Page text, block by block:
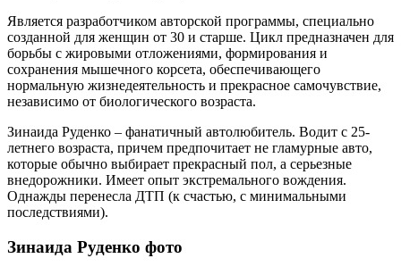
Является разработчиком авторской программы, специально
созданной для женщин от 30 и старше. Цикл предназначен для
борьбы с жировыми отложениями, формирования и
сохранения мышечного корсета, обеспечивающего
нормальную жизнедеятельность и прекрасное самочувствие,
независимо от биологического возраста.
Зинаида Руденко – фанатичный автолюбитель. Водит с 25-
летнего возраста, причем предпочитает не гламурные авто,
которые обычно выбирает прекрасный пол, а серьезные
внедорожники. Имеет опыт экстремального вождения.
Однажды перенесла ДТП (к счастью, с минимальными
последствиями).
Зинаида Руденко фото